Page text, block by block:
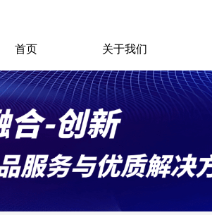
首页 关于我们